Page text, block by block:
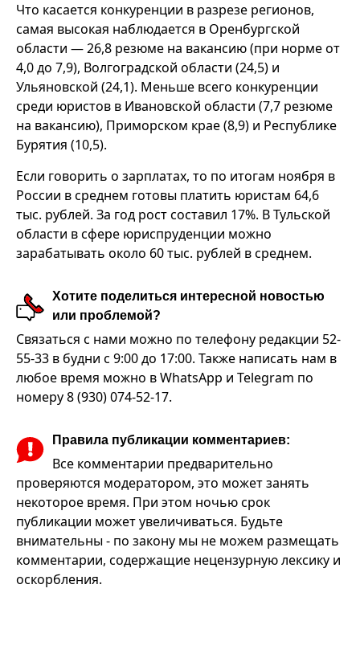
Что касается конкуренции в разрезе регионов,
самая высокая наблюдается в Оренбургской
области — 26,8 резюме на вакансию (при норме от
4,0 до 7,9), Волгоградской области (24,5) и
Ульяновской (24,1). Меньше всего конкуренции
среди юристов в Ивановской области (7,7 резюме
на вакансию), Приморском крае (8,9) и Республике
Бурятия (10,5).
Если говорить о зарплатах, то по итогам ноября в
России в среднем готовы платить юристам 64,6
тыс. рублей. За год рост составил 17%. В Тульской
области в сфере юриспруденции можно
зарабатывать около 60 тыс. рублей в среднем.
Хотите поделиться интересной новостью
или проблемой?
Связаться с нами можно по телефону редакции 52-
55-33 в будни с 9:00 до 17:00. Также написать нам в
любое время можно в WhatsApp и Telegram по
номеру 8 (930) 074-52-17.
Правила публикации комментариев:
Все комментарии предварительно
проверяются модератором, это может занять
некоторое время. При этом ночью срок
публикации может увеличиваться. Будьте
внимательны - по закону мы не можем размещать
комментарии, содержащие нецензурную лексику и
оскорбления.